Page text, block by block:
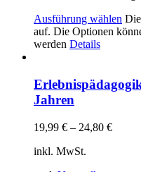
Ausführung wählen
auf. Die Optionen
werden Details
Jahren
19,99 € – 24,80 €
inkl. MwSt.